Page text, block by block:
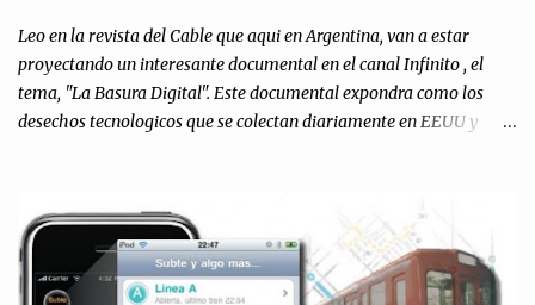
escuchándonos y viendo como grabamos el semanario es, para mi
personalmente, un éxito y un logro sin precedentes. Sinceram...
Leo en la revista del Cable que aqui en Argentina, van a estar
proyectando un interesante documental en el canal Infinito , el
tema, "La Basura Digital". Este documental expondra como los
desechos tecnologicos que se colectan diariamente en EEUU y
Asi, todos los residuos sonincinerados produciendo lo que los
ambientalistas llaman "La Pesadilla de la Edad Cibernetica". La
transmision es el Domingo 2 de diciembre a las 21:00 hs. Me
parecio muy interesante, no creo que lo pueda ver por la hora, asi